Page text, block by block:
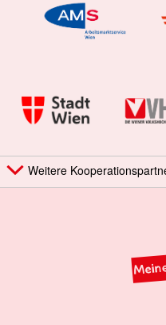
Weitere